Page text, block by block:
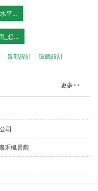
平...
_想...
景觀設計 環藝設計
更多>>
司
禾楓景觀